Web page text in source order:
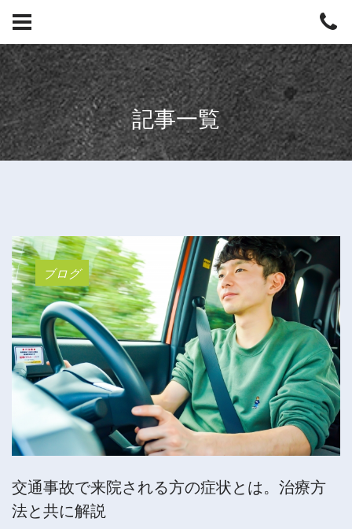
記事一覧
ブログ
交通事故で来院される方の症状とは。治療方
法と共に解説